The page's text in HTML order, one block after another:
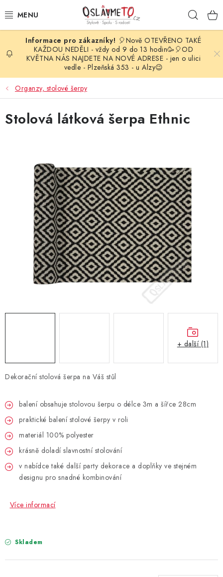
na
OSLAVA NAROZENIN
STYLOVÁ PARTY
DEKORACE A VÝZDOBA
BALÓNKY
PARTY STOLOVÁNÍ
SVATEBNÍ DOPLŇKY
BARVY NA OBLIČEJ A VLASY
BLAHOPŘÁNÍ
BUBLIFUKY
HELIUM NA BALÓNKY
OSLAVA PODLE BAREV
PARTY FOTOKOUTEK
PIŇATY
ROZLUČKA SE SVOBODOU
🎈Nově OTEVŘENO TAKÉ
KAŽDOU NEDĚLI - vždy od 9 do 13 hodin🥳🎈OD
KVĚTNA NÁS NAJDETE NA NOVÉ ADRESE - jen o ulici
vedle - Plzeňská 353 - u Alzy😉
Organzy, stolové šerpy
Dekorační stolová šerpa na Váš stůl
balení obsahuje stolovou šerpu o délce 3m a šířce 28cm
praktické balení stolové šerpy v roli
materiál 100% polyester
krásně doladí slavnostní stolování
v nabídce také další party dekorace a doplňky ve stejném
designu pro snadné kombinování
Více informací
Skladem
Stolová látková šerpa Ethnic
+ další (1)